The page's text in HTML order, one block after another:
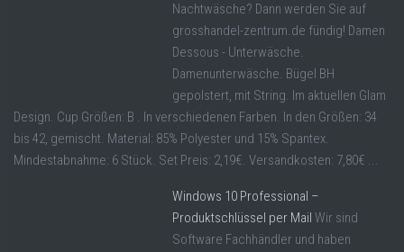
Nachtwäsche? Dann werden Sie auf
grosshandel-zentrum.de fündig! Damen
Dessous - Unterwäsche.
Damenunterwäsche. Bügel BH
gepolstert, mit String. Im aktuellen Glam
Design. Cup Größen: B . In verschiedenen Farben. In den Größen: 34
bis 42, gemischt. Material: 85% Polyester und 15% Spantex.
Mindestabnahme: 6 Stück. Set Preis: 2,19€. Versandkosten: 7,80€ ...
Windows 10 Professional –
Produktschlüssel per Mail Wir sind
Software Fachhändler und haben